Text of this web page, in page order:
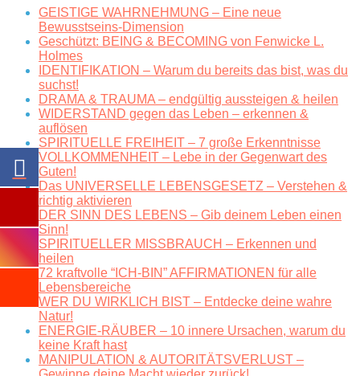
GEISTIGE WAHRNEHMUNG – Eine neue
Bewusstseins-Dimension
Geschützt: BEING & BECOMING von Fenwicke L.
Holmes
IDENTIFIKATION – Warum du bereits das bist, was du
suchst!
DRAMA & TRAUMA – endgültig aussteigen & heilen
WIDERSTAND gegen das Leben – erkennen &
auflösen
SPIRITUELLE FREIHEIT – 7 große Erkenntnisse
VOLLKOMMENHEIT – Lebe in der Gegenwart des
Guten!
Das UNIVERSELLE LEBENSGESETZ – Verstehen &
richtig aktivieren
DER SINN DES LEBENS – Gib deinem Leben einen
Sinn!
SPIRITUELLER MISSBRAUCH – Erkennen und
heilen
72 kraftvolle “ICH-BIN” AFFIRMATIONEN für alle
Lebensbereiche
WER DU WIRKLICH BIST – Entdecke deine wahre
Natur!
ENERGIE-RÄUBER – 10 innere Ursachen, warum du
keine Kraft hast
MANIPULATION & AUTORITÄTSVERLUST –